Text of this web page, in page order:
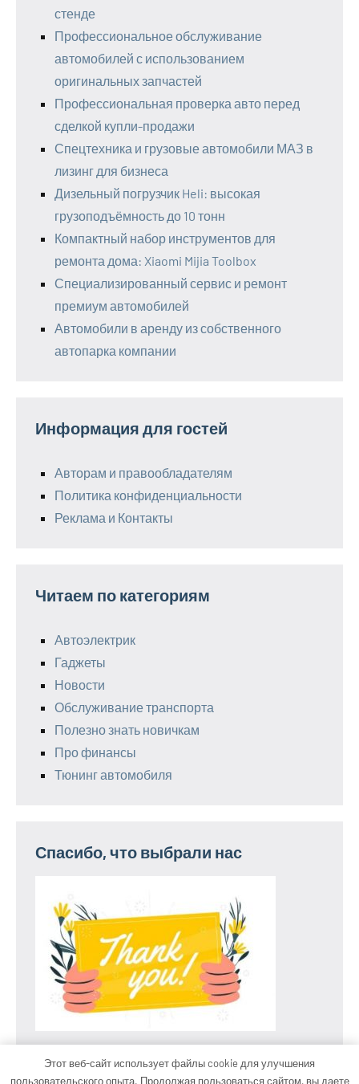
стенде
Профессиональное обслуживание
автомобилей с использованием
оригинальных запчастей
Профессиональная проверка авто перед
сделкой купли-продажи
Спецтехника и грузовые автомобили МАЗ в
лизинг для бизнеса
Дизельный погрузчик Heli: высокая
грузоподъёмность до 10 тонн
Компактный набор инструментов для
ремонта дома: Xiaomi Mijia Toolbox
Специализированный сервис и ремонт
премиум автомобилей
Автомобили в аренду из собственного
автопарка компании
Информация для гостей
Авторам и правообладателям
Политика конфиденциальности
Реклама и Контакты
Читаем по категориям
Автоэлектрик
Гаджеты
Новости
Обслуживание транспорта
Полезно знать новичкам
Про финансы
Тюнинг автомобиля
Спасибо, что выбрали нас
Этот веб-сайт использует файлы cookie для улучшения
пользовательского опыта. Продолжая пользоваться сайтом, вы даете